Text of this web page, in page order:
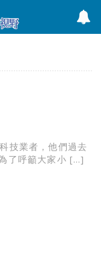
技業者，他們過去
了呼籲大家小 […]